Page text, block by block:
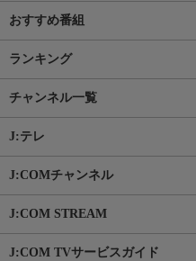
おすすめ番組
ランキング
チャンネル一覧
J:テレ
J:COMチャンネル
J:COM STREAM
J:COM TVサービスガイド